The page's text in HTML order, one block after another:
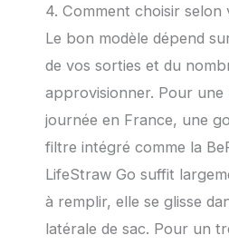
4. Comment choisir
Le bon modèle dépend
de vos sorties et du
approvisionner. Pour une
journée en France, une
filtre intégré comme la
LifeStraw Go suffit
à remplir, elle se glisse
latérale de sac. Pour un